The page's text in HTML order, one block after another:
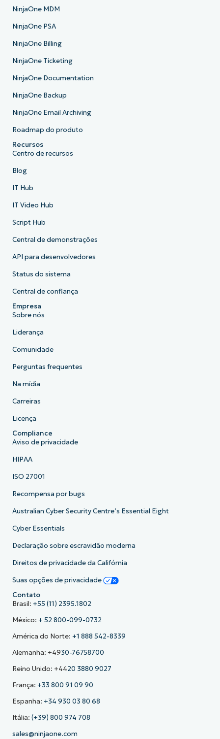
NinjaOne MDM
NinjaOne PSA
NinjaOne Billing
NinjaOne Ticketing
NinjaOne Documentation
NinjaOne Backup
NinjaOne Email Archiving
Roadmap do produto
Recursos
Centro de recursos
Blog
IT Hub
IT Video Hub
Script Hub
Central de demonstrações
API para desenvolvedores
Status do sistema
Central de confiança
Empresa
Sobre nós
Liderança
Comunidade
Perguntas frequentes
Na mídia
Carreiras
Licença
Compliance
Aviso de privacidade
HIPAA
ISO 27001
Recompensa por bugs
Australian Cyber Security Centre’s Essential Eight
Cyber Essentials
Declaração sobre escravidão moderna
Direitos de privacidade da Califórnia
Suas opções de privacidade
Contato
Brasil: +55 (11) 2395.1802
México: + 52 800-099-0732
América do Norte: +1 888 542-8339
Alemanha: +4930-76758700
Reino Unido: +4420 3880 9027
França: +33 800 91 09 90
Espanha: +34 930 03 80 68
Itália: (+39) 800 974 708
sales@ninjaone.com